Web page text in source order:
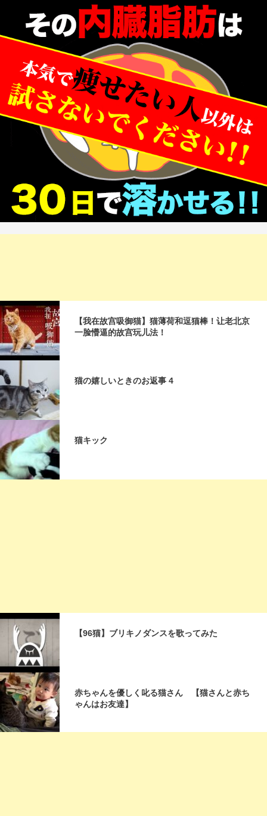
【我在故宫吸御猫】猫薄荷和逗猫棒！让老北京
一脸懵逼的故宫玩儿法！
猫の嬉しいときのお返事 4
猫キック
【96猫】ブリキノダンスを歌ってみた
赤ちゃんを優しく叱る猫さん 【猫さんと赤ち
ゃんはお友達】